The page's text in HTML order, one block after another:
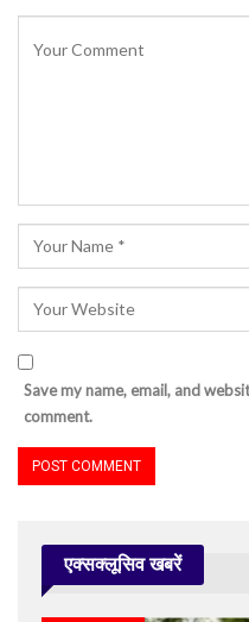
Save my name, email, and
comment.
एक्सक्लूसिव खबरें